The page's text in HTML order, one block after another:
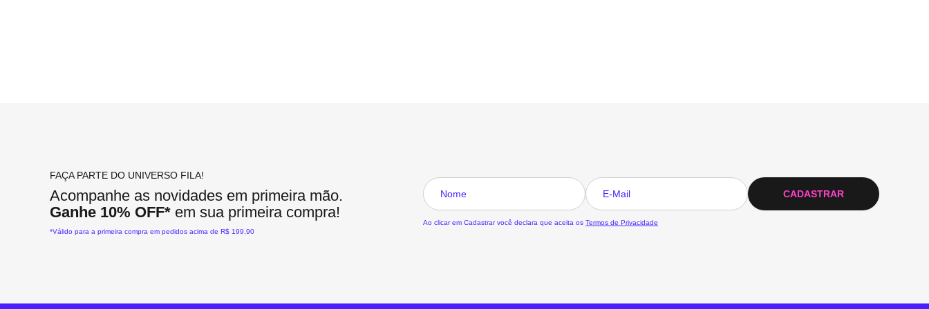
FAÇA PARTE DO UNIVERSO FILA!
Acompanhe as novidades em primeira mão.
Ganhe 10% OFF* em sua primeira compra!
*Válido para a primeira compra em pedidos acima de R$ 199,90
CADASTRAR
Ao clicar em Cadastrar você declara que aceita os Termos de Privacidade